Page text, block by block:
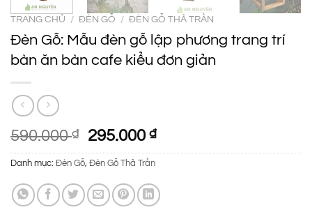
TRANG CHỦ / ĐÈN GỖ / ĐÈN GỖ THẢ TRẦN
Đèn Gỗ: Mẫu đèn gỗ lập phương trang trí
bàn ăn bàn cafe kiểu đơn giản
590.000₫
Giá
gốc
là:
590.000 ₫.
295.000₫Giá
hiện
là:
295.000 ₫.
Danh mục: Đèn Gỗ, Đèn Gỗ Thả Trần